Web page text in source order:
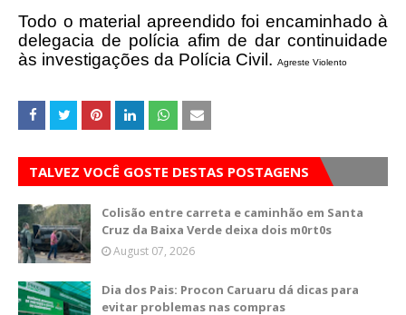
Todo o material apreendido foi encaminhado à
delegacia de polícia afim de dar continuidade
às investigações da Polícia Civil. Agreste Violento
TALVEZ VOCÊ GOSTE DESTAS POSTAGENS
Colisão entre carreta e caminhão em Santa
Cruz da Baixa Verde deixa dois m0rt0s
August 07, 2026
Dia dos Pais: Procon Caruaru dá dicas para
evitar problemas nas compras